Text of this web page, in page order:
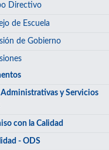
Directivo
de Escuela
de Gobierno
y Servicios
con la Calidad
- ODS